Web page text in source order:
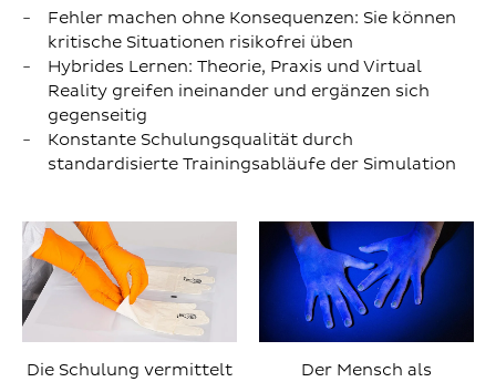
Fehler machen ohne Konsequenzen: Sie können
kritische Situationen risikofrei üben
Hybrides Lernen: Theorie, Praxis und Virtual
Reality greifen ineinander und ergänzen sich
gegenseitig
Konstante Schulungsqualität durch
standardisierte Trainingsabläufe der Simulation
Die Schulung vermittelt
Der Mensch als